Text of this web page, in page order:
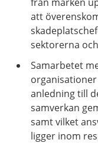
från marken
att
sektorerna
Samarbetet
anledning till
samverkan
samt vilket
ligger inom